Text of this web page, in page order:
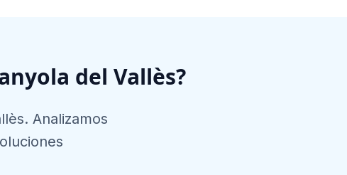
del Vallès?
. Analizamos